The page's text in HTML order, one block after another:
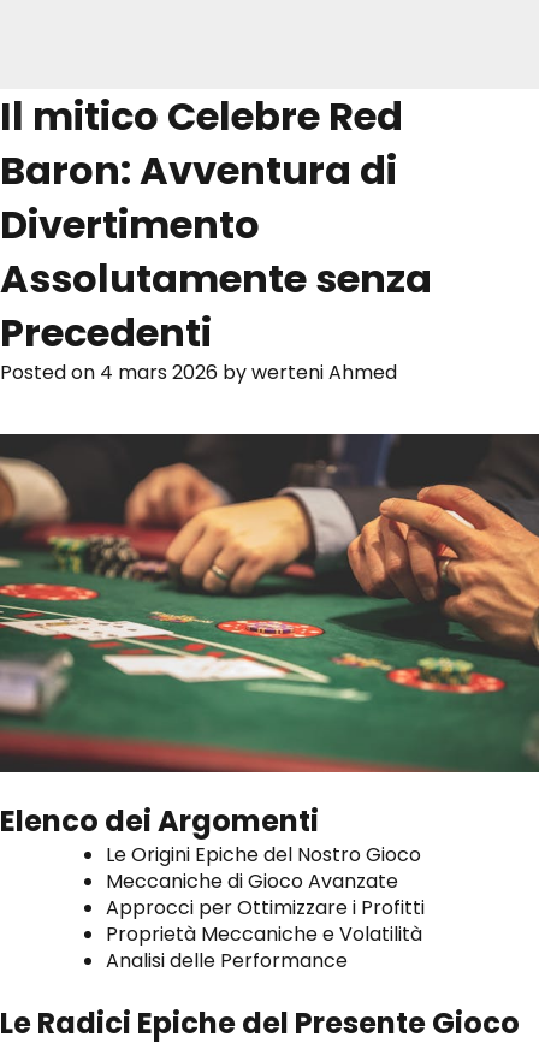
Il mitico Celebre Red
Baron: Avventura di
Divertimento
Assolutamente senza
Precedenti
Posted on 4 mars 2026 bywerteni Ahmed
Elenco dei Argomenti
Le Origini Epiche del Nostro Gioco
Meccaniche di Gioco Avanzate
Approcci per Ottimizzare i Profitti
Proprietà Meccaniche e Volatilità
Analisi delle Performance
Le Radici Epiche del Presente Gioco